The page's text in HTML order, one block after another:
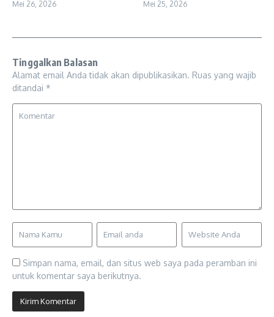
Mei 26, 2026 Mei 25, 2026
Tinggalkan Balasan
Alamat email Anda tidak akan dipublikasikan. Ruas yang wajib
ditandai *
Simpan nama, email, dan situs web saya pada peramban ini
untuk komentar saya berikutnya.